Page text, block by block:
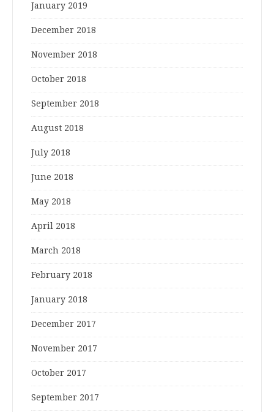
January 2019
December 2018
November 2018
October 2018
September 2018
August 2018
July 2018
June 2018
May 2018
April 2018
March 2018
February 2018
January 2018
December 2017
November 2017
October 2017
September 2017